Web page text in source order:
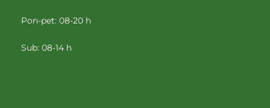
Pon-pet: 08-20 h
Sub: 08-14 h